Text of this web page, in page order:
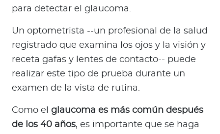
para detectar el glaucoma.
Un optometrista --un profesional de la salud
registrado que examina los ojos y la visión y
receta gafas y lentes de contacto-- puede
realizar este tipo de prueba durante un
examen de la vista de rutina.
Como el glaucoma es más común después
de los 40 años, es importante que se haga